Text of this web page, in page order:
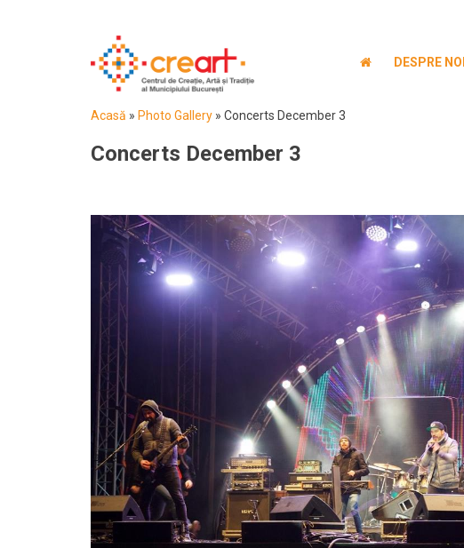
DESPRE NOI
Acasă » Photo Gallery » Concerts December 3
Concerts December 3